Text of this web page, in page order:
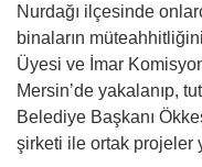
Nurdağı ilçesinde
binaların
Üyesi ve İmar
Mersin’de yakalanıp,
Belediye Başkanı
şirketi ile ortak projeler